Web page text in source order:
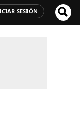
SESIÓN